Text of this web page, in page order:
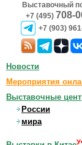
Выставочный
+7 (495) 708-
+7 (903)
Новости
Мероприятия
Выставочные
России
мира